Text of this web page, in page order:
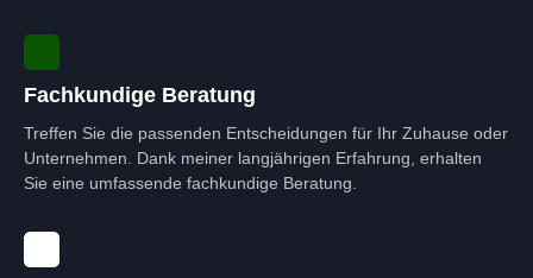
Fachkundige Beratung
Treffen Sie die passenden Entscheidungen für Ihr Zuhause oder
Unternehmen. Dank meiner langjährigen Erfahrung, erhalten
Sie eine umfassende fachkundige Beratung.